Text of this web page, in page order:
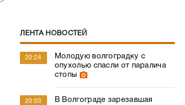
ЛЕНТА НОВОСТЕЙ
20:24
Молодую волгоградку с
опухолью спасли от паралича
стопы
20:03
В Волгограде зарезавшая